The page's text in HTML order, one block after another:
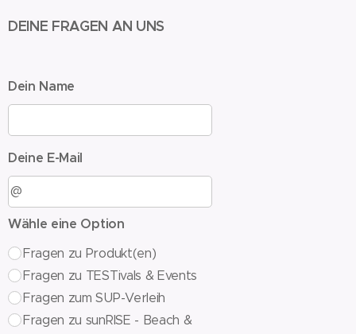
DEINE FRAGEN AN UNS
Dein Name
Deine E-Mail
Wähle eine Option
Fragen zu Produkt(en)
Fragen zu TESTivals & Events
Fragen zum SUP-Verleih
Fragen zu sunRISE - Beach &